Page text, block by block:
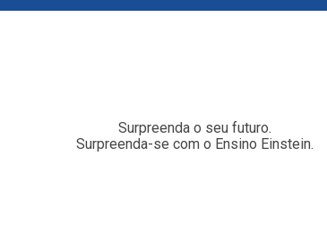
Surpreenda o seu futuro.
Surpreenda-se com o Ensino Einstein.